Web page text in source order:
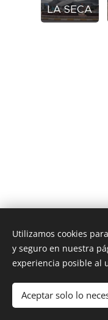
LA SECA
Utilizamos cookies
y seguro en nuestra
experiencia posible al
Aceptar solo lo